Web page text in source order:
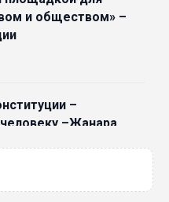
и обществом» –
–
–Жанара